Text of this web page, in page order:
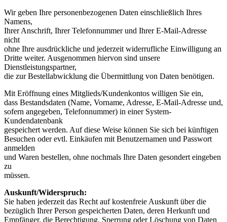
Wir geben Ihre personenbezogenen Daten einschließlich Ihres
Namens,
Ihrer Anschrift, Ihrer Telefonnummer und Ihrer E-Mail-Adresse
nicht
ohne Ihre ausdrückliche und jederzeit widerrufliche Einwilligung an
Dritte weiter. Ausgenommen hiervon sind unsere
Dienstleistungspartner,
die zur Bestellabwicklung die Übermittlung von Daten benötigen.
Mit Eröffnung eines Mitglieds/Kundenkontos willigen Sie ein,
dass Bestandsdaten (Name, Vorname, Adresse, E-Mail-Adresse und,
sofern angegeben, Telefonnummer) in einer System-
Kundendatenbank
gespeichert werden. Auf diese Weise können Sie sich bei künftigen
Besuchen oder evtl. Einkäufen mit Benutzernamen und Passwort
anmelden
und Waren bestellen, ohne nochmals Ihre Daten gesondert eingeben
zu
müssen.
Auskunft/Widerspruch:
Sie haben jederzeit das Recht auf kostenfreie Auskunft über die
bezüglich Ihrer Person gespeicherten Daten, deren Herkunft und
Empfänger, die Berechtigung, Sperrung oder Löschung von Daten